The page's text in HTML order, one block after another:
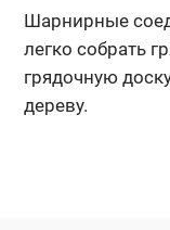
Шарнирные
легко собрать
грядочную
дереву.